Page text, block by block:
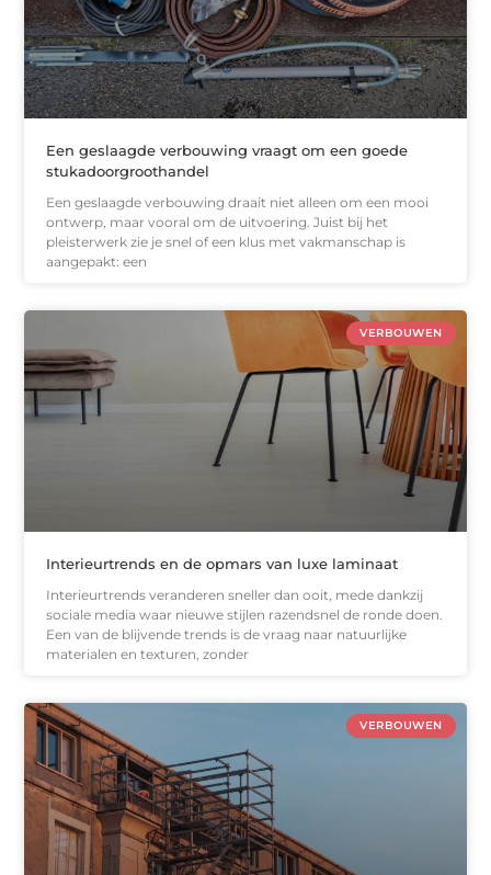
Een geslaagde verbouwing vraagt om een goede
stukadoorgroothandel
Een geslaagde verbouwing draait niet alleen om een mooi
ontwerp, maar vooral om de uitvoering. Juist bij het
pleisterwerk zie je snel of een klus met vakmanschap is
aangepakt: een
VERBOUWEN
Interieurtrends en de opmars van luxe laminaat
Interieurtrends veranderen sneller dan ooit, mede dankzij
sociale media waar nieuwe stijlen razendsnel de ronde doen.
Een van de blijvende trends is de vraag naar natuurlijke
materialen en texturen, zonder
VERBOUWEN